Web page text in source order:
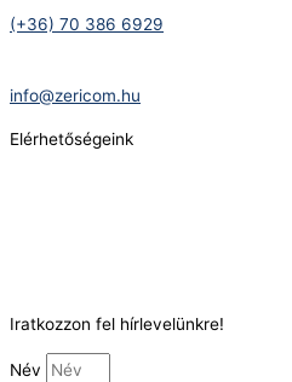
(+36) 70 386 6929
info@zericom.hu
Elérhetőségeink
Iratkozzon fel hírlevelünkre!
Név